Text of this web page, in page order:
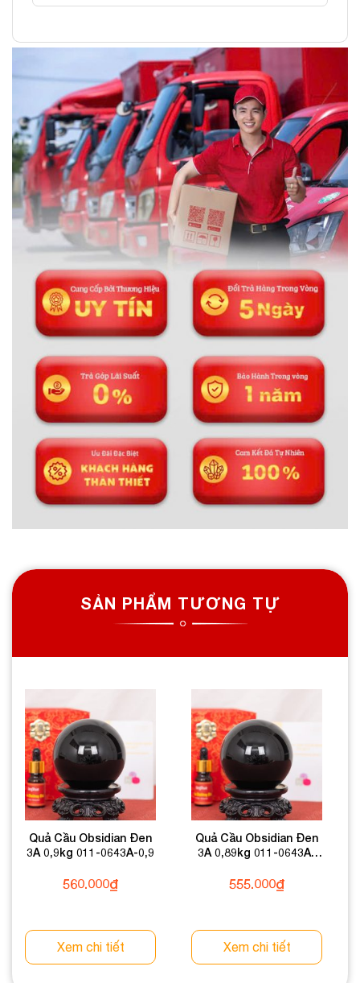
SẢN PHẨM TƯƠNG TỰ
Quả Cầu Obsidian Đen
3A 0,9kg 011-0643A-0,9
560.000₫
Xem chi tiết
Quả Cầu Obsidian Đen
3A 0,89kg 011-0643A-
555.000₫
Xem chi tiết